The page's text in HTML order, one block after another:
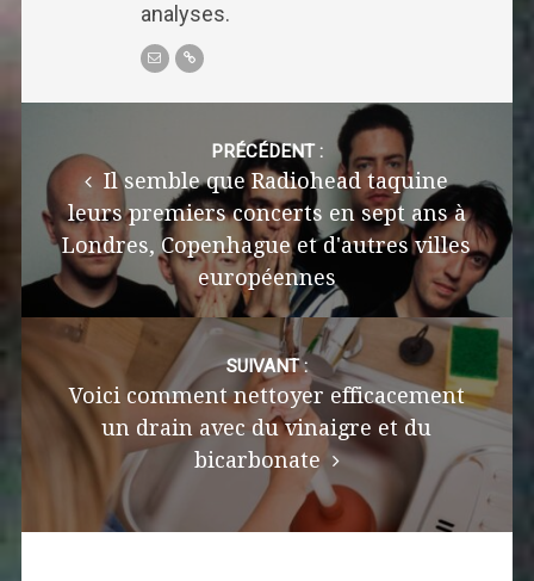
analyses.
navigation
PRÉCÉDENT :
Il semble que Radiohead taquine
leurs premiers concerts en sept ans à
Londres, Copenhague et d'autres villes
européennes
SUIVANT :
Voici comment nettoyer efficacement
un drain avec du vinaigre et du
bicarbonate